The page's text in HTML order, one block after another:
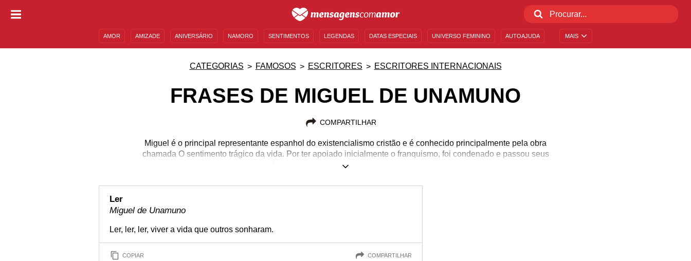
MAIS
AMOR AMIZADE ANIVERSÁRIO NAMORO SENTIMENTOS LEGENDAS DATAS ESPECIAIS UNIVERSO FEMININO AUTOAJUDA
CATEGORIAS FAMOSOS ESCRITORES ESCRITORES INTERNACIONAIS
FRASES DE MIGUEL DE UNAMUNO
COMPARTILHAR
Miguel é o principal representante espanhol do existencialismo cristão e é conhecido principalmente pela obra
chamada O sentimento trágico da vida. Por ter apoiado inicialmente o franquismo, foi condenado e passou seus
últimos dias de vida em prisão domiciliar.
Ler
Miguel de Unamuno
Ler, ler, ler, viver a vida que outros sonharam.
COPIAR COMPARTILHAR